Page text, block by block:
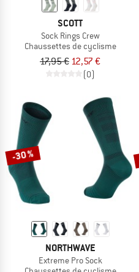
SCOTT
Sock Rings Crew
Chaussettes de cyclisme
17,95 € 12,57 €
(0)
-30 %
NORTHWAVE
Extreme Pro Sock